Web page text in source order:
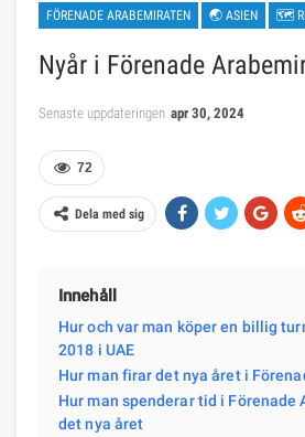
FÖRENADE ARABEMIRATEN 🌏 ASIEN 🗺
Nyår i Förenade
Senaste uppdateringen apr 30, 2024
72
Dela med sig
Innehåll
Hur och var man köper en billig
2018 i UAE
Hur man firar det nya året i
Hur man spenderar tid i Förenade
det nya året